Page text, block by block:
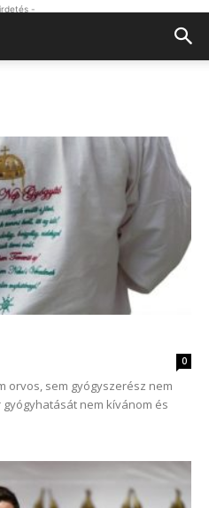
-
0
orvos, sem gyógyszerész nem
nem kívánom és